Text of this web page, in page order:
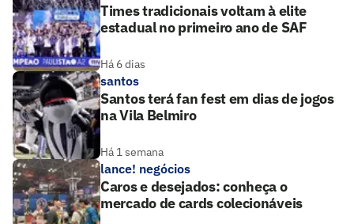
Times tradicionais voltam à elite
estadual no primeiro ano de SAF
Há 6 dias
santos
Santos terá fan fest em dias de jogos
na Vila Belmiro
Há 1 semana
lance! negócios
Caros e desejados: conheça o
mercado de cards colecionáveis